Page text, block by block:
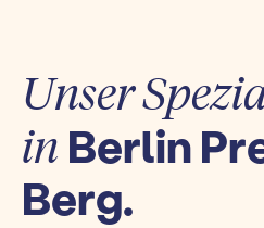
Unser
in Berlin
Berg.